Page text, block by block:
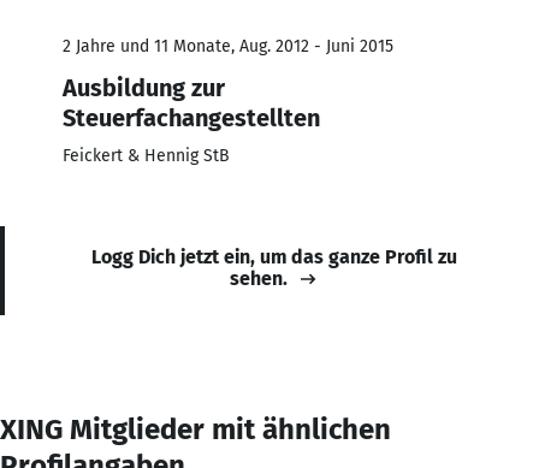
2 Jahre und 11 Monate, Aug. 2012 - Juni 2015
Ausbildung zur
Steuerfachangestellten
Feickert & Hennig StB
Logg Dich jetzt ein, um das ganze Profil zu
sehen.
XING Mitglieder mit ähnlichen